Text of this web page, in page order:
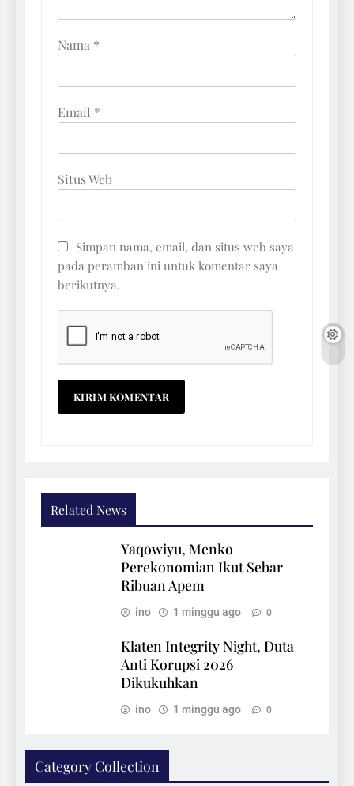
Nama *
Email *
Situs Web
Simpan nama, email, dan situs web saya
pada peramban ini untuk komentar saya
berikutnya.
Related News
Yaqowiyu, Menko
Perekonomian Ikut Sebar
Ribuan Apem
ino 1 minggu ago 0
Klaten Integrity Night, Duta
Anti Korupsi 2026
Dikukuhkan
ino 1 minggu ago 0
Category Collection